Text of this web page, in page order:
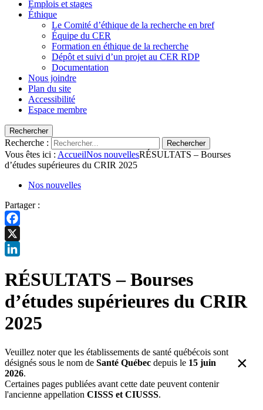
Emplois et stages
Éthique
Le Comité d’éthique de la recherche en bref
Équipe du CER
Formation en éthique de la recherche
Dépôt et suivi d’un projet au CER RDP
Documentation
Nous joindre
Plan du site
Accessibilité
Espace membre
Rechercher
Recherche : Rechercher
Vous êtes ici : AccueilNos nouvellesRÉSULTATS – Bourses
d’études supérieures du CRIR 2025
Nos nouvelles
Partager :
Facebook
X
RÉSULTATS – Bourses
d’études supérieures du CRIR
2025
Veuillez noter que les établissements de santé québécois sont
désignés sous le nom de Santé Québec depuis le 15 juin
2026.
Certaines pages publiées avant cette date peuvent contenir
l'ancienne appellation CISSS et CIUSSS.
×